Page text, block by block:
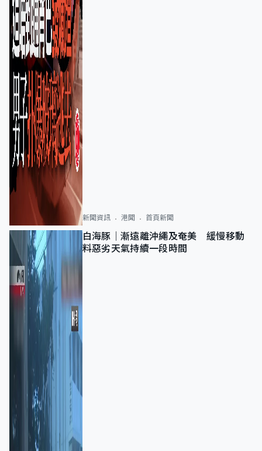
新聞資訊 港聞 首頁新聞
白海豚｜漸遠離沖繩及奄美 緩慢移動
料惡劣天氣持續一段時間